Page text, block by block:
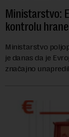
Ministarstvo:
kontrolu
Ministarstvo
je danas da je
značajno